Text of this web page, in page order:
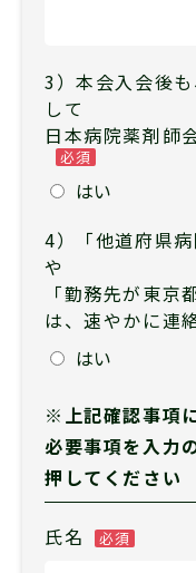
3）本会入会後
して
日本病院薬剤師
必須
はい
4）「他道府県
や
「勤務先が東京
は、速やかに連
はい
※上記確認事項
必要事項を入力
押してください
氏名 必須